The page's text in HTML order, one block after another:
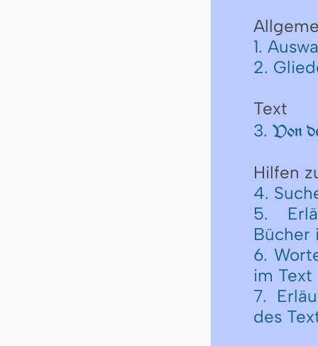
1.
2.
Text
3. Von
Hilfen
4.
5.
Bücher
6.
im Text
7.
des